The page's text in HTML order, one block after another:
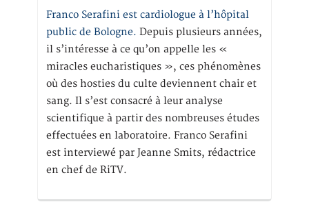
Franco Serafini est cardiologue à l’hôpital
public de Bologne. Depuis plusieurs années,
il s’intéresse à ce qu’on appelle les «
miracles eucharistiques », ces phénomènes
où des hosties du culte deviennent chair et
sang. Il s’est consacré à leur analyse
scientifique à partir des nombreuses études
effectuées en laboratoire. Franco Serafini
est interviewé par Jeanne Smits, rédactrice
en chef de RiTV.